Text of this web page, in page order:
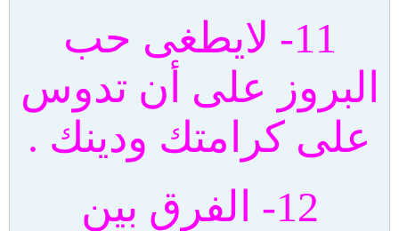
11- لايطغى حب
البروز على أن تدوس
على كرامتك ودينك .
12- الفرق بين